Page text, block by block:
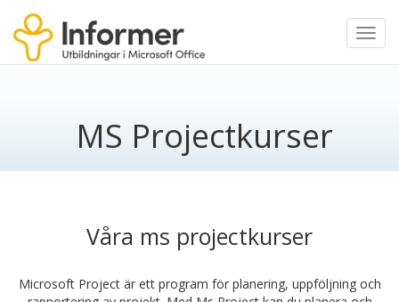
MS Projectkurser
Våra ms projectkurser
Microsoft Project är ett program för planering, uppföljning och